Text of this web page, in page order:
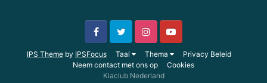
IPS Theme by IPSFocus Taal Thema
Privacy Beleid
Neem contact met ons op
Cookies
Kiaclub Nederland